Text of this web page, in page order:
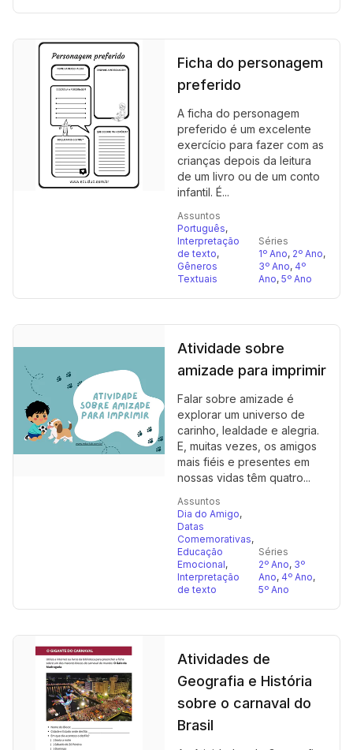
Ficha do personagem
preferido
A ficha do personagem
preferido é um excelente
exercício para fazer com as
crianças depois da leitura
de um livro ou de um conto
infantil. É...
Assuntos
Português,
Interpretação
de texto,
Gêneros
Textuais
Séries
1º Ano, 2º Ano,
3º Ano, 4º
Ano, 5º Ano
Atividade sobre
amizade para imprimir
Falar sobre amizade é
explorar um universo de
carinho, lealdade e alegria.
E, muitas vezes, os amigos
mais fiéis e presentes em
nossas vidas têm quatro...
Assuntos
Dia do Amigo,
Datas
Comemorativas,
Educação
Emocional,
Interpretação
de texto
Séries
2º Ano, 3º
Ano, 4º Ano,
5º Ano
Atividades de
Geografia e História
sobre o carnaval do
Brasil